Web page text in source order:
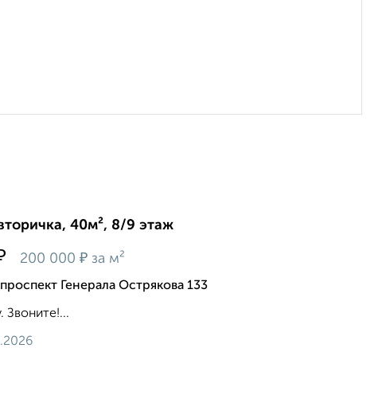
40м², 8/9 этаж
200 000 ₽ за м²
Генерала Острякова 133
Звоните!...